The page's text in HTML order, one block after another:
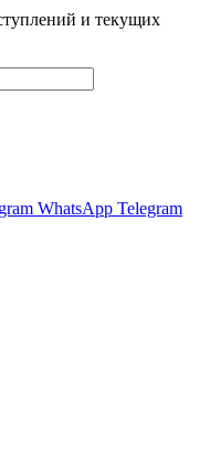
и текущих
WhatsApp Telegram